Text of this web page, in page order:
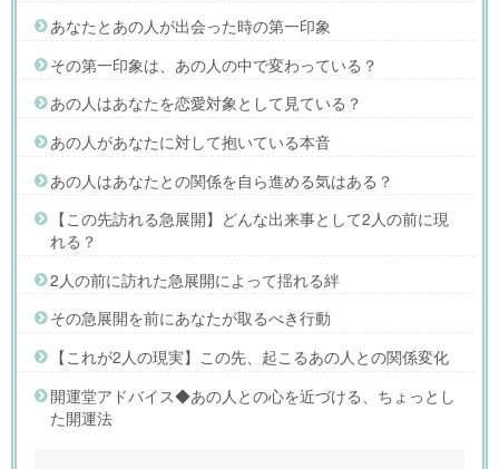
あなたとあの人が出会った時の第一印象
その第一印象は、あの人の中で変わっている？
あの人はあなたを恋愛対象として見ている？
あの人があなたに対して抱いている本音
あの人はあなたとの関係を自ら進める気はある？
【この先訪れる急展開】どんな出来事として2人の前に現
れる？
2人の前に訪れた急展開によって揺れる絆
その急展開を前にあなたが取るべき行動
【これが2人の現実】この先、起こるあの人との関係変化
開運堂アドバイス◆あの人との心を近づける、ちょっとし
た開運法